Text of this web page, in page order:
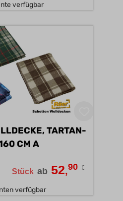
verfügbar
TARTAN-
DESIGN, 225X160 CM A
Stück ab 52,90 €
verfügbar